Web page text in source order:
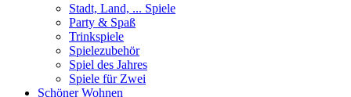
Stadt, Land, ... Spiele
Party & Spaß
Trinkspiele
Spielezubehör
Spiel des Jahres
Spiele für Zwei
Schöner Wohnen